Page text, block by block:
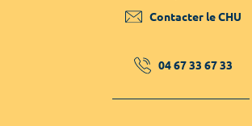
Contacter le CHU
04 67 33 67 33